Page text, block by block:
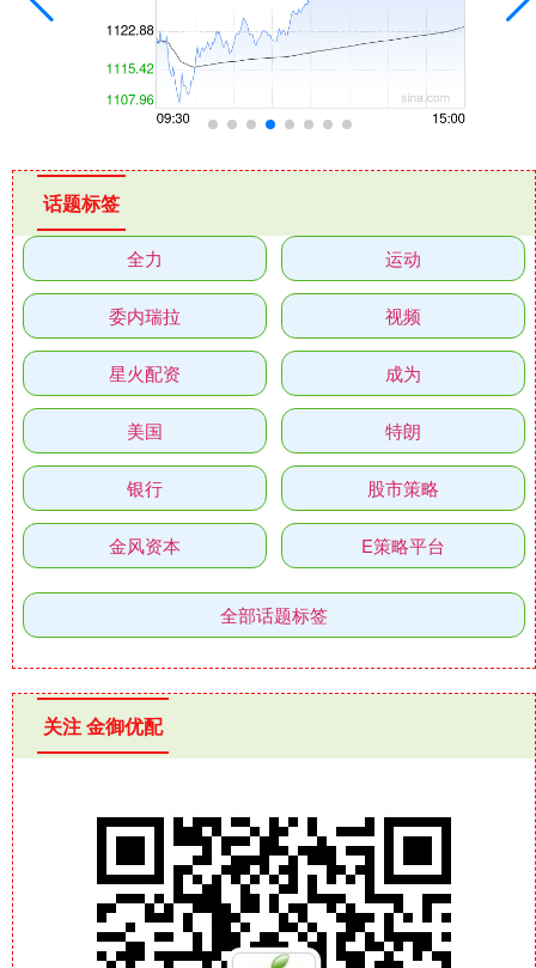
话题标签
全力 运动
委内瑞拉 视频
星火配资 成为
美国 特朗
银行 股市策略
金风资本 E策略平台
全部话题标签
关注 金御优配